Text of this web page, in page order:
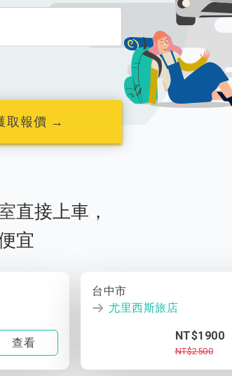
取報價 →
直接上車，
宜
查看
台中市
尤里西斯旅店
NT$1900
NT$2500